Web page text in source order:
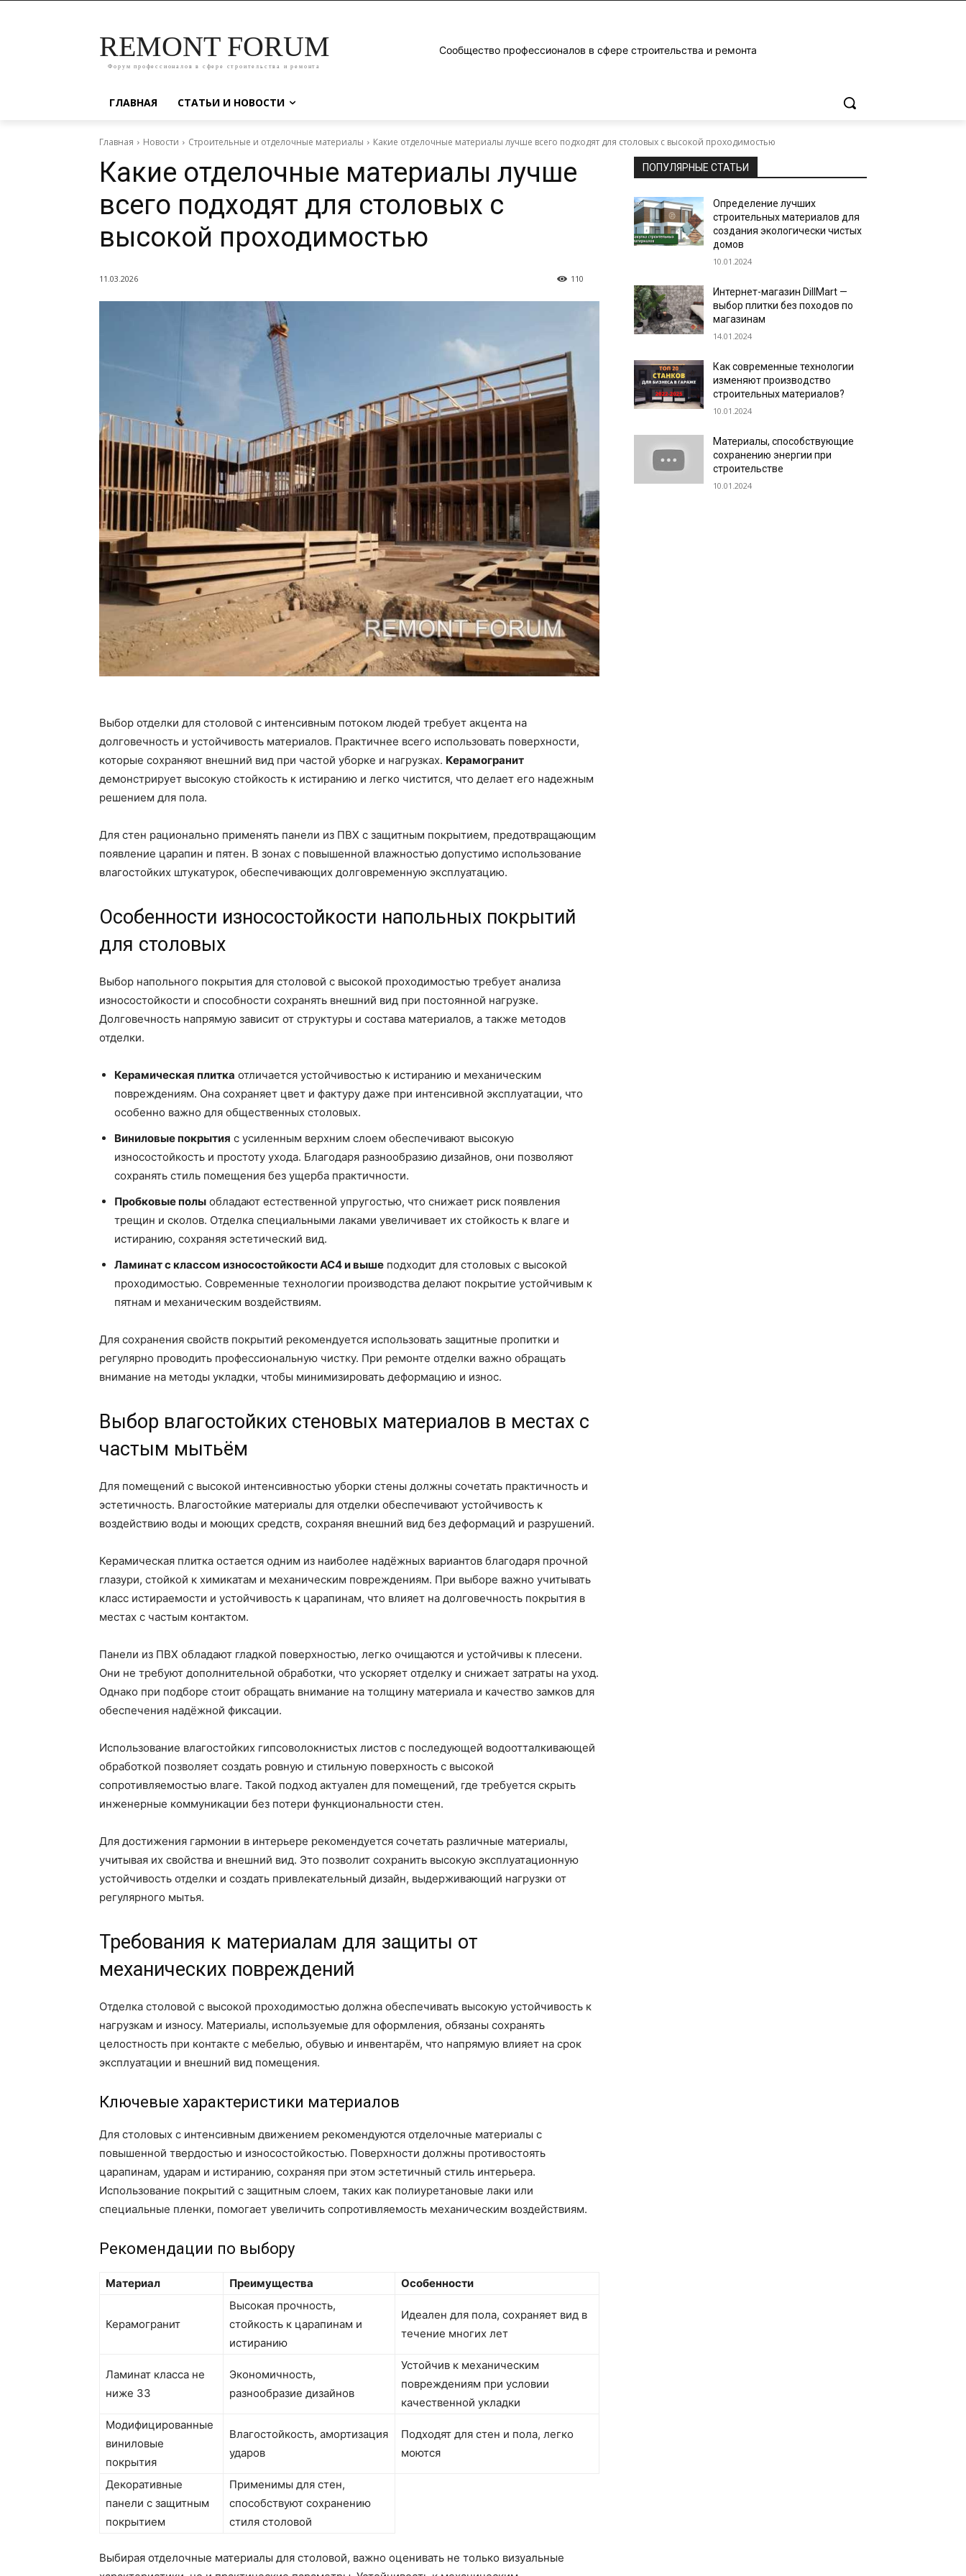
REMONT FORUM
Форум профессионалов в сфере строительства и ремонта
Сообщество профессионалов в сфере строительства и ремонта
ГЛАВНАЯ СТАТЬИ И НОВОСТИ
Главная Новости Строительные и отделочные материалы Какие отделочные материалы лучше всего подходят для столовых с высокой проходимостью
Какие отделочные материалы лучше
всего подходят для столовых с
высокой проходимостью
11.03.2026 110
Выбор отделки для столовой с интенсивным потоком людей требует акцента на
долговечность и устойчивость материалов. Практичнее всего использовать поверхности,
которые сохраняют внешний вид при частой уборке и нагрузках. Керамогранит
демонстрирует высокую стойкость к истиранию и легко чистится, что делает его надежным
решением для пола.
Для стен рационально применять панели из ПВХ с защитным покрытием, предотвращающим
появление царапин и пятен. В зонах с повышенной влажностью допустимо использование
влагостойких штукатурок, обеспечивающих долговременную эксплуатацию.
Особенности износостойкости напольных покрытий
для столовых
Выбор напольного покрытия для столовой с высокой проходимостью требует анализа
износостойкости и способности сохранять внешний вид при постоянной нагрузке.
Долговечность напрямую зависит от структуры и состава материалов, а также методов
отделки.
Керамическая плитка отличается устойчивостью к истиранию и механическим
повреждениям. Она сохраняет цвет и фактуру даже при интенсивной эксплуатации, что
особенно важно для общественных столовых.
Виниловые покрытия с усиленным верхним слоем обеспечивают высокую
износостойкость и простоту ухода. Благодаря разнообразию дизайнов, они позволяют
сохранять стиль помещения без ущерба практичности.
Пробковые полы обладают естественной упругостью, что снижает риск появления
трещин и сколов. Отделка специальными лаками увеличивает их стойкость к влаге и
истиранию, сохраняя эстетический вид.
Ламинат с классом износостойкости AC4 и выше подходит для столовых с высокой
проходимостью. Современные технологии производства делают покрытие устойчивым к
пятнам и механическим воздействиям.
Для сохранения свойств покрытий рекомендуется использовать защитные пропитки и
регулярно проводить профессиональную чистку. При ремонте отделки важно обращать
внимание на методы укладки, чтобы минимизировать деформацию и износ.
Выбор влагостойких стеновых материалов в местах с
частым мытьём
Для помещений с высокой интенсивностью уборки стены должны сочетать практичность и
эстетичность. Влагостойкие материалы для отделки обеспечивают устойчивость к
воздействию воды и моющих средств, сохраняя внешний вид без деформаций и разрушений.
Керамическая плитка остается одним из наиболее надёжных вариантов благодаря прочной
глазури, стойкой к химикатам и механическим повреждениям. При выборе важно учитывать
класс истираемости и устойчивость к царапинам, что влияет на долговечность покрытия в
местах с частым контактом.
Панели из ПВХ обладают гладкой поверхностью, легко очищаются и устойчивы к плесени.
Они не требуют дополнительной обработки, что ускоряет отделку и снижает затраты на уход.
Однако при подборе стоит обращать внимание на толщину материала и качество замков для
обеспечения надёжной фиксации.
Использование влагостойких гипсоволокнистых листов с последующей водоотталкивающей
обработкой позволяет создать ровную и стильную поверхность с высокой
сопротивляемостью влаге. Такой подход актуален для помещений, где требуется скрыть
инженерные коммуникации без потери функциональности стен.
Для достижения гармонии в интерьере рекомендуется сочетать различные материалы,
учитывая их свойства и внешний вид. Это позволит сохранить высокую эксплуатационную
устойчивость отделки и создать привлекательный дизайн, выдерживающий нагрузки от
регулярного мытья.
Требования к материалам для защиты от
механических повреждений
Отделка столовой с высокой проходимостью должна обеспечивать высокую устойчивость к
нагрузкам и износу. Материалы, используемые для оформления, обязаны сохранять
целостность при контакте с мебелью, обувью и инвентарём, что напрямую влияет на срок
эксплуатации и внешний вид помещения.
Ключевые характеристики материалов
Для столовых с интенсивным движением рекомендуются отделочные материалы с
повышенной твердостью и износостойкостью. Поверхности должны противостоять
царапинам, ударам и истиранию, сохраняя при этом эстетичный стиль интерьера.
Использование покрытий с защитным слоем, таких как полиуретановые лаки или
специальные пленки, помогает увеличить сопротивляемость механическим воздействиям.
Рекомендации по выбору
Материал Преимущества Особенности
Керамогранит
Высокая прочность,
стойкость к царапинам и
истиранию
Идеален для пола, сохраняет вид в
течение многих лет
Ламинат класса не
ниже 33
Экономичность,
разнообразие дизайнов
Устойчив к механическим
повреждениям при условии
качественной укладки
Модифицированные
виниловые
покрытия
Влагостойкость, амортизация
ударов
Подходят для стен и пола, легко
моются
Декоративные
панели с защитным
покрытием
Применимы для стен,
способствуют сохранению
стиля столовой
Выбирая отделочные материалы для столовой, важно оценивать не только визуальные
ПОПУЛЯРНЫЕ СТАТЬИ
Определение лучших
строительных материалов для
создания экологически чистых
домов
10.01.2024
Интернет-магазин DillMart —
выбор плитки без походов по
магазинам
14.01.2024
Как современные технологии
изменяют производство
строительных материалов?
10.01.2024
Материалы, способствующие
сохранению энергии при
строительстве
10.01.2024